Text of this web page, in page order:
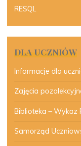
RESQL
DLA UCZNIÓW
Informacje dla
Zajęcia
Biblioteka – Wykaz
Samorząd